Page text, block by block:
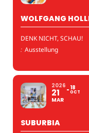
WOLFGANG
DENK NICHT, SCHAU!
: Ausstellung
2026
21
MAR
18
OCT
SUBURBIA